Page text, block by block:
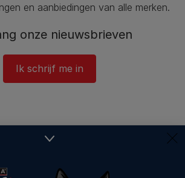
en aanbiedingen van alle merken.
onze nieuwsbrieven
Ik schrijf me in